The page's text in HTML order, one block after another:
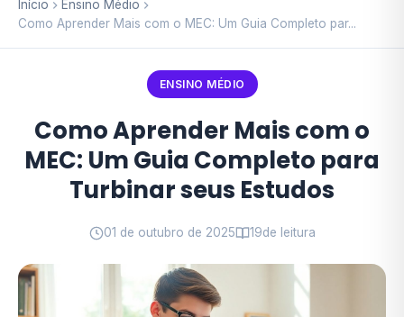
Início
Ensino Médio
Como Aprender Mais com o MEC: Um Guia Completo par...
ENSINO MÉDIO
Como Aprender Mais com o
MEC: Um Guia Completo para
Turbinar seus Estudos
01 de outubro de 2025 19de leitura